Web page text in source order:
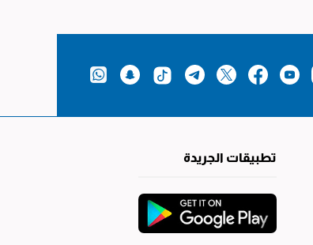
تطبيقات الجريدة